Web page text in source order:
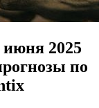
июня 2025
по